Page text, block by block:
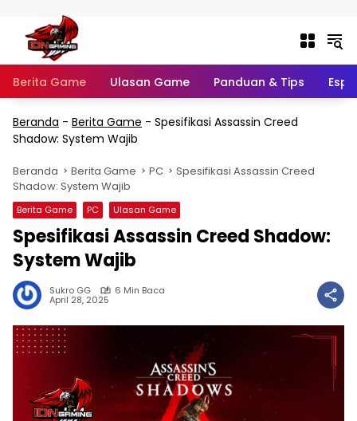
Berita Game Ulasan Game Panduan & Tips
Beranda - Berita Game - Spesifikasi Assassin Creed
Shadow: System Wajib
Beranda Berita Game PC
Spesifikasi Assassin Creed
Shadow: System Wajib
Berita Game PC Ulasan Game
Spesifikasi Assassin Creed Shadow:
System Wajib
Sukro GG 6 Min Baca
April 28, 2025